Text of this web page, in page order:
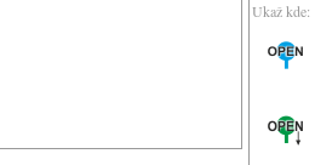
Ukaž kde: